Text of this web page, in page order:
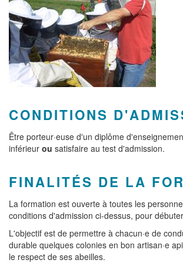
CONDITIONS
Être porteur·euse d'un diplôme
inférieur ou satisfaire au test d'admission.
FINALITÉS DE LA
La formation est ouverte à toutes les
conditions d'admission ci-dessus, pour
L'objectif est de permettre à chacun·e de
durable quelques colonies en bon artisan·e
le respect de ses abeilles.